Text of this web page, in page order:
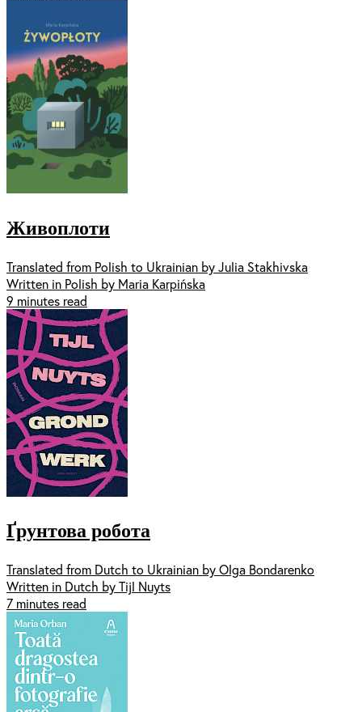
Живоплоти
Translated from Polish to Ukrainian by Julia Stakhivska
Written in Polish by Maria Karpińska
9 minutes read
Ґрунтова робота
Translated from Dutch to Ukrainian by Olga Bondarenko
Written in Dutch by Tijl Nuyts
7 minutes read